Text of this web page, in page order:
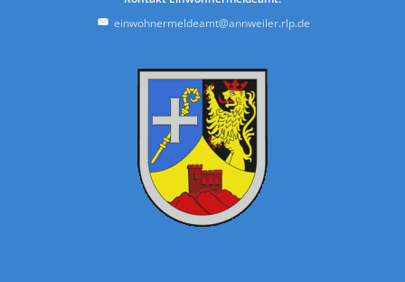
einwohnermeldeamt@annweiler.rlp.de